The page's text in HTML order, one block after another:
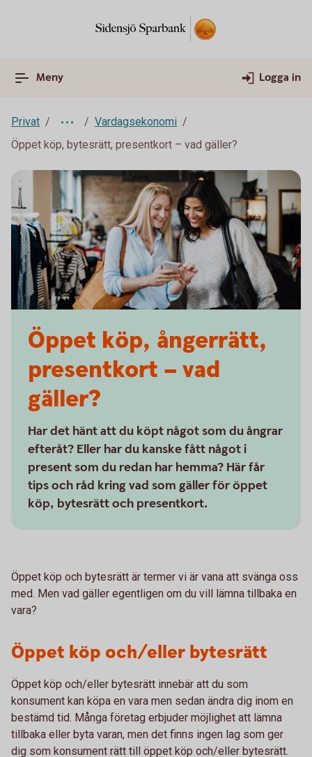
Meny Logga in
Privat
Vardagsekonomi
Öppet köp, bytesrätt, presentkort – vad gäller?
Öppet köp, ångerrätt,
presentkort – vad
gäller?
Har det hänt att du köpt något som du ångrar
efteråt? Eller har du kanske fått något i
present som du redan har hemma? Här får
tips och råd kring vad som gäller för öppet
köp, bytesrätt och presentkort.
Öppet köp och bytesrätt är termer vi är vana att svänga oss
med. Men vad gäller egentligen om du vill lämna tillbaka en
vara?
Öppet köp och/eller bytesrätt
Öppet köp och/eller bytesrätt innebär att du som
konsument kan köpa en vara men sedan ändra dig inom en
bestämd tid. Många företag erbjuder möjlighet att lämna
tillbaka eller byta varan, men det finns ingen lag som ger
dig som konsument rätt till öppet köp och/eller bytesrätt.